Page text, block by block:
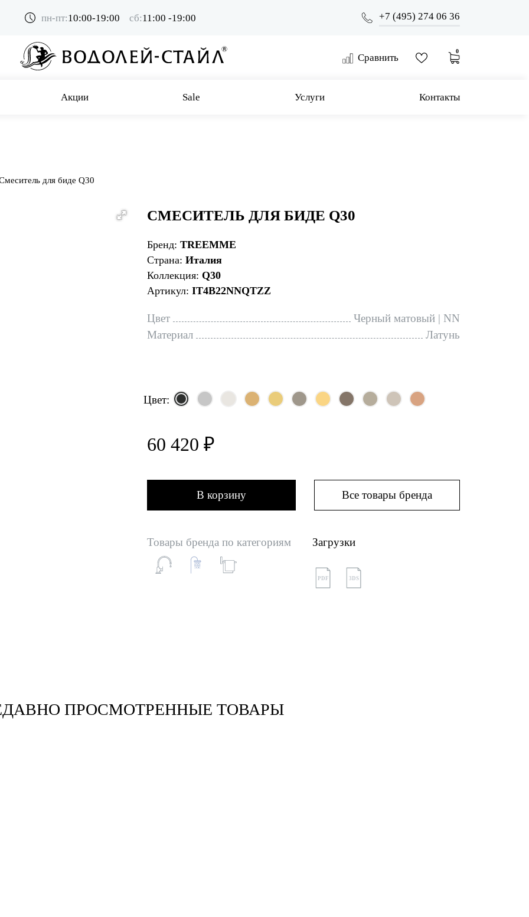
пн-пт:10:00-19:00 сб:11:00 -19:00 +7 (495) 274 06 36
Сравнить
0
Акции Sale Услуги Контакты
для биде Q30
СМЕСИТЕЛЬ ДЛЯ БИДЕ Q30
Бренд: TREEMME
Страна: Италия
Коллекция: Q30
Артикул: IT4B22NNQTZZ
Цвет
Черный матовый | NN
Материал
Латунь
Цвет:
60 420 ₽
В корзину Все товары бренда
Товары бренда по категориям Загрузки
PDF 3DS
ПРОСМОТРЕННЫЕ ТОВАРЫ